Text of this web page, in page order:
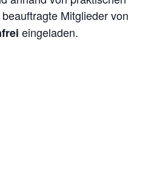
Mitglieder von
eingeladen.